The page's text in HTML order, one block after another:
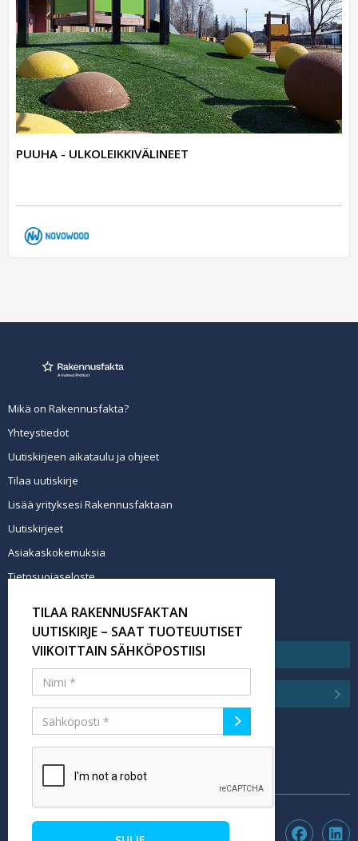
PUUHA - ULKOLEIKKIVÄLINEET
Mikä on Rakennusfakta?
Yhteystiedot
Uutiskirjeen aikataulu ja ohjeet
Tilaa uutiskirje
Lisää yrityksesi Rakennusfaktaan
Uutiskirjeet
Asiakaskokemuksia
Tietosuojaseloste
Tilaa uutiskirje
TILAA RAKENNUSFAKTAN
UUTISKIRJE – SAAT TUOTEUUTISET
VIIKOITTAIN SÄHKÖPOSTIISI